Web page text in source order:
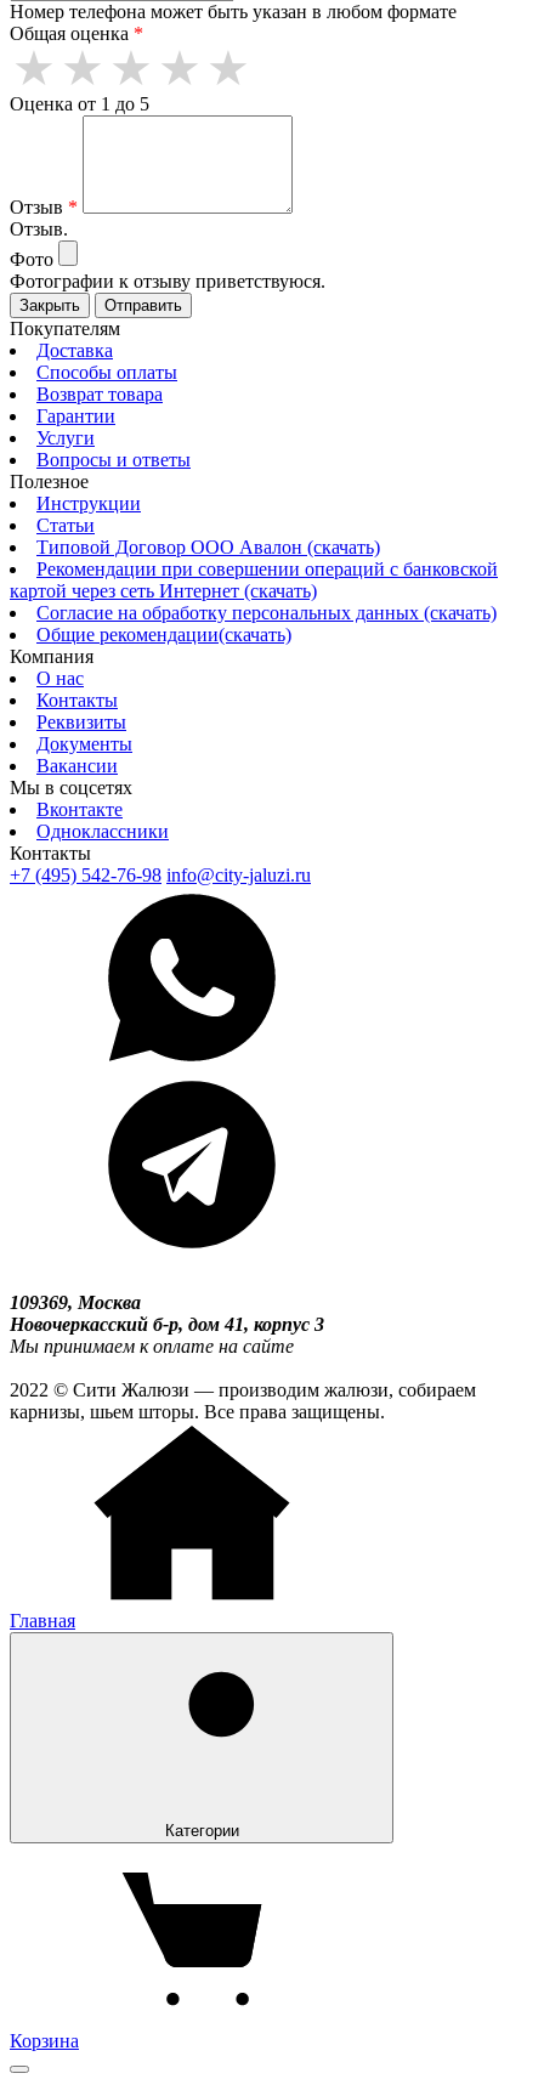
Номер телефона может быть указан в любом формате
Общая оценка *
Оценка от 1 до 5
Отзыв *
Отзыв.
Фото
Фотографии к отзыву приветствуюся.
Закрыть Отправить
Покупателям
Доставка
Способы оплаты
Возврат товара
Гарантии
Услуги
Вопросы и ответы
Полезное
Инструкции
Статьи
Типовой Договор ООО Авалон (скачать)
Рекомендации при совершении операций с банковской
картой через сеть Интернет (скачать)
Согласие на обработку персональных данных (скачать)
Общие рекомендации(скачать)
Компания
О нас
Контакты
Реквизиты
Документы
Вакансии
Мы в соцсетях
Вконтакте
Одноклассники
Контакты
+7 (495) 542-76-98 info@city-jaluzi.ru
109369, Москва
Новочеркасский б-р, дом 41, корпус 3
Мы принимаем к оплате на сайте
2022 © Сити Жалюзи — производим жалюзи, собираем
карнизы, шьем шторы. Все права защищены.
Главная
Категории
Корзина